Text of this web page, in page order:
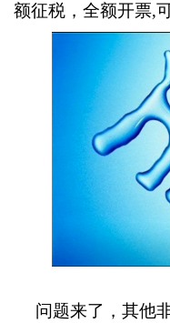
额征税，全额开票,
问题来了，其他